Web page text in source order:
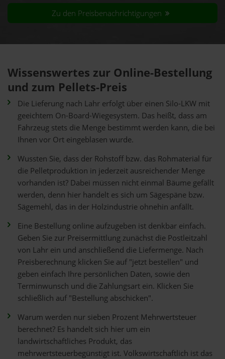
Zu den Preisbenachrichtigungen
Wissenswertes zur Online-Bestellung
und zum Pellets-Preis
Die Lieferung nach Lahr erfolgt über einen Silo-LKW mit
geeichtem On-Board-Wiegesystem. Das heißt, dass am
Fahrzeug stets die Menge bestimmt werden kann, die bei
Ihnen vor Ort eingeblasen wurde.
Wussten Sie, dass der Rohstoff bzw. das Rohmaterial für
die Pelletproduktion in jederzeit ausreichender Menge
vorhanden ist? Dabei müssen nicht einmal Bäume gefällt
werden, denn hier handelt es sich um Sägespäne bzw.
Sägemehl, das in der Holzindustrie ohnehin anfällt.
Eine Bestellung online aufzugeben ist denkbar einfach.
Geben Sie zur Preisermittlung zunächst die Postleitzahl
von Lahr ein und anschließend die Liefermenge. Nach
Preisberechnung klicken Sie auf "jetzt bestellen" und
geben einfach Ihre persönlichen Daten, sowie den
Terminwunsch und die Zahlungsart ein. Klicken Sie
schließlich auf "Bestellung abschicken".
Warum werden nur sieben Prozent Mehrwertsteuer
berechnet? Es handelt sich hier um ein
landwirtschaftliches Produkt, das
mehrwertsteuerbegünstigt ist. Volkswirtschaftlich ist das